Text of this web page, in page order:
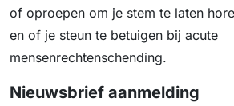
of oproepen om je stem te laten
en of je steun te betuigen bij acute
mensenrechtenschending.
Nieuwsbrief aanmelding